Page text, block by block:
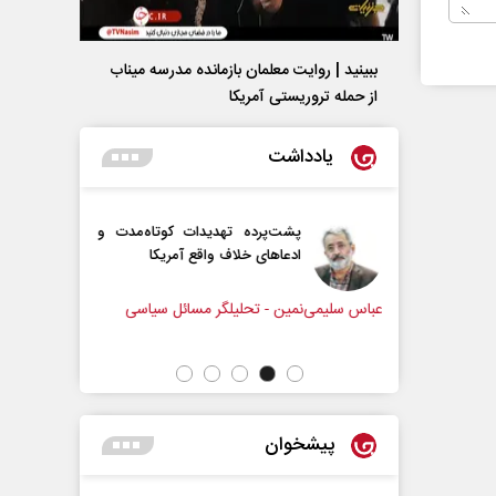
ببینید | روایت معلمان بازمانده مدرسه میناب
از حمله تروریستی آمریکا
یادداشت
پشت‌پرده تهدیدات کوتاه‏‌مدت و
ادعا‌های خلاف واقع آمریکا
- تحلیلگر مسائل سیاسی
اربعین نماد مقاومت در
استکبار‌
رحمت‌الله نوروزی - عضو کمیسیون
پیشخوان